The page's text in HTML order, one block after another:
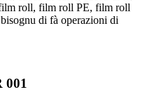
roll, film roll PE, film roll
di fà operazioni di
001